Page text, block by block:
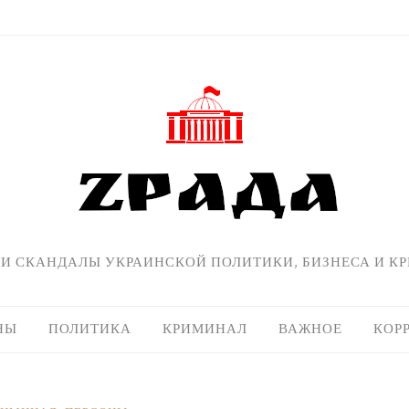
СКАНДАЛЫ УКРАИНСКОЙ ПОЛИТИКИ, БИЗНЕСА И
ПОЛИТИКА КРИМИНАЛ ВАЖНОЕ